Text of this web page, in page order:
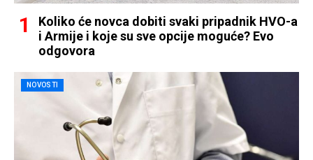
Koliko će novca dobiti svaki pripadnik HVO-a
i Armije i koje su sve opcije moguće? Evo
odgovora
NOVOSTI